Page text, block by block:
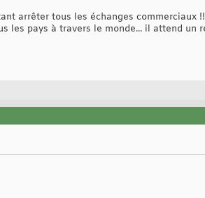
arrêter tous les échanges commerciaux
les pays à travers le monde... il attend un